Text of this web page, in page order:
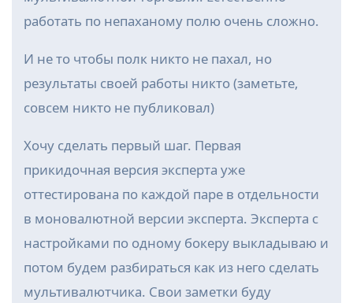
работать по непаханому полю очень сложно.
И не то чтобы полк никто не пахал, но
результаты своей работы никто (заметьте,
совсем никто не публиковал)
Хочу сделать первый шаг. Первая
прикидочная версия эксперта уже
оттестирована по каждой паре в отдельности
в моновалютной версии эксперта. Эксперта с
настройками по одному бокеру выкладываю и
потом будем разбираться как из него сделать
мультивалютчика. Свои заметки буду